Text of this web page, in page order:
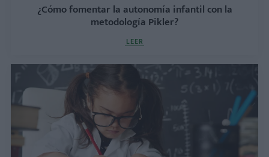
¿Cómo fomentar la autonomía infantil con la
metodología Pikler?
LEER